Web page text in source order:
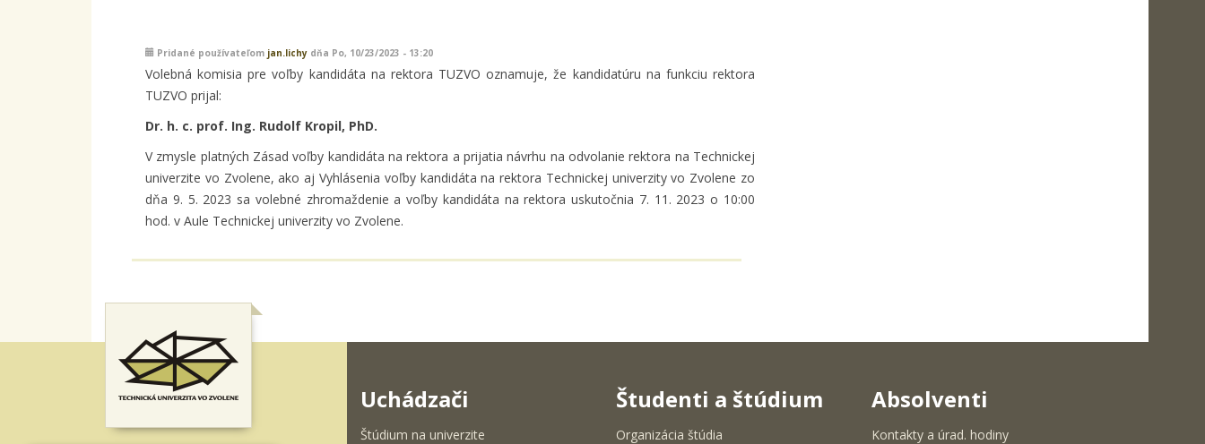
Pridané používateľom jan.lichy dňa Po, 10/23/2023 - 13:20
Volebná komisia pre voľby kandidáta na rektora TUZVO oznamuje, že kandidatúru na funkciu rektora
TUZVO prijal:
Dr. h. c. prof. Ing. Rudolf Kropil, PhD.
V zmysle platných Zásad voľby kandidáta na rektora a prijatia návrhu na odvolanie rektora na Technickej
univerzite vo Zvolene, ako aj Vyhlásenia voľby kandidáta na rektora Technickej univerzity vo Zvolene zo
dňa 9. 5. 2023 sa volebné zhromaždenie a voľby kandidáta na rektora uskutočnia 7. 11. 2023 o 10:00
hod. v Aule Technickej univerzity vo Zvolene.
Uchádzači
Štúdium na univerzite
Študenti a štúdium
Organizácia štúdia
Absolventi
Kontakty a úrad. hodiny